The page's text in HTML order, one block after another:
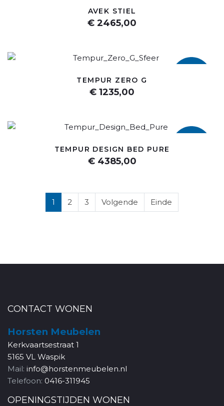
AVEK STIEL
€ 2465,00
TEMPUR ZERO G
€ 1235,00
TEMPUR DESIGN BED PURE
€ 4385,00
1 2 3 Volgende Einde
CONTACT WONEN
Horsten Meubelen
Kerkvaartsestraat 1
5165 VL Waspik
Mail: info@horstenmeubelen.nl
Telefoon: 0416-311945
OPENINGSTIJDEN WONEN